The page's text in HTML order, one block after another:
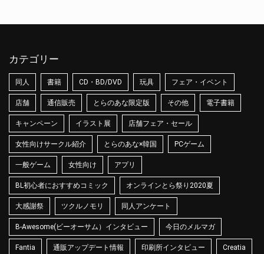
カテゴリー
同人 書籍 CD・BD/DVD 玩具 フェア・イベント
店舗 通信販売 とらのあな限定版 その他 電子書籍
キャンペーン イラスト展 店舗フェア・セール
女性向けサークル紹介 とらのあな×韓国 PCゲーム
一般ゲーム 女性向け アプリ
BL初心者におすすめコミック オンラインとら祭り2020夏
大感謝祭 ツクルノモリ 同人アンケート
B-Awesome(ビーオーサム）インタビュー 今日のメルマガ
Fantia 通販アップデート情報 印刷所インタビュー Creatia